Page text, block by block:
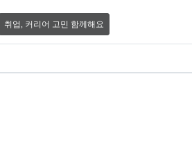
취업, 커리어 고민 함께해요